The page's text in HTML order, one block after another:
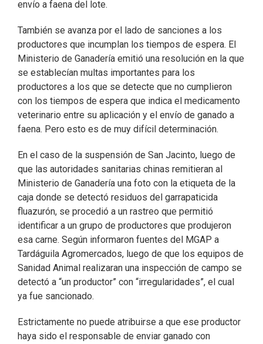
envío a faena del lote.
También se avanza por el lado de sanciones a los
productores que incumplan los tiempos de espera. El
Ministerio de Ganadería emitió una resolución en la que
se establecían multas importantes para los
productores a los que se detecte que no cumplieron
con los tiempos de espera que indica el medicamento
veterinario entre su aplicación y el envío de ganado a
faena. Pero esto es de muy difícil determinación.
En el caso de la suspensión de San Jacinto, luego de
que las autoridades sanitarias chinas remitieran al
Ministerio de Ganadería una foto con la etiqueta de la
caja donde se detectó residuos del garrapaticida
fluazurón, se procedió a un rastreo que permitió
identificar a un grupo de productores que produjeron
esa carne. Según informaron fuentes del MGAP a
Tardáguila Agromercados, luego de que los equipos de
Sanidad Animal realizaran una inspección de campo se
detectó a “un productor” con “irregularidades”, el cual
ya fue sancionado.
Estrictamente no puede atribuirse a que ese productor
haya sido el responsable de enviar ganado con